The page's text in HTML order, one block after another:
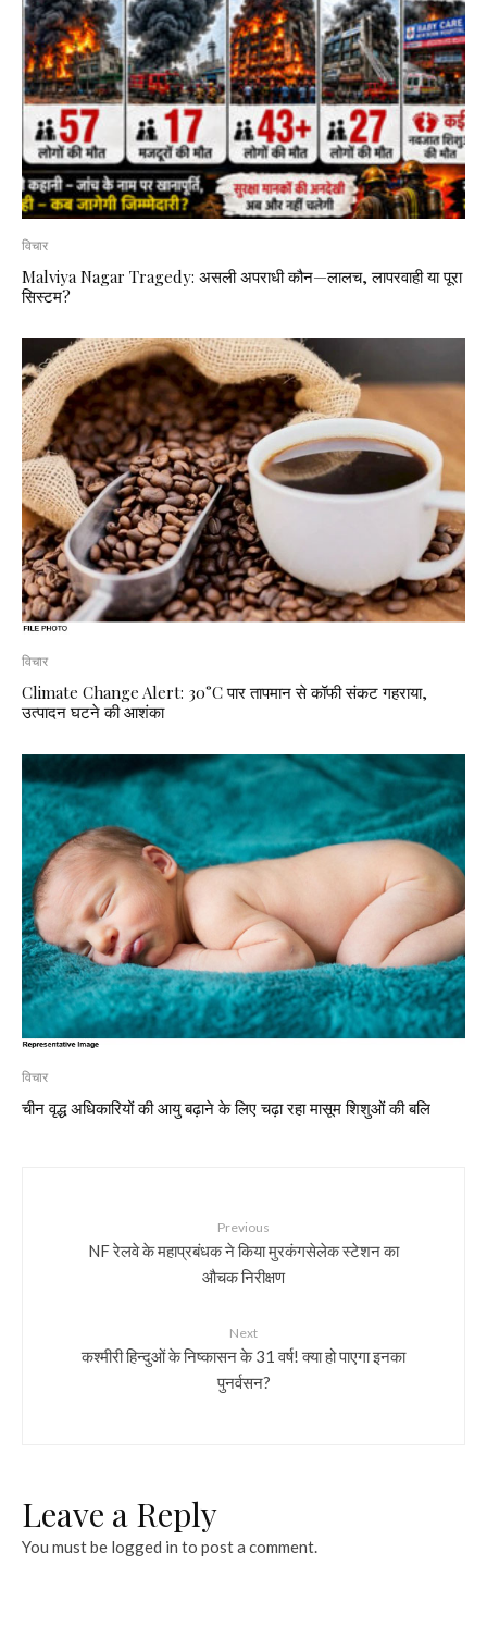
विचार
Malviya Nagar Tragedy: असली अपराधी कौन—लालच, लापरवाही या पूरा
सिस्टम?
विचार
Climate Change Alert: 30°C पार तापमान से कॉफी संकट गहराया,
उत्पादन घटने की आशंका
विचार
चीन वृद्ध अधिकारियों की आयु बढ़ाने के लिए चढ़ा रहा मासूम शिशुओं की बलि
Previous
NF रेलवे के महाप्रबंधक ने किया मुरकंगसेलेक स्टेशन का
औचक निरीक्षण
Next
कश्मीरी हिन्दुओं के निष्कासन के 31 वर्ष! क्या हो पाएगा इनका
पुनर्वसन?
Leave a Reply
You must be logged in to post a comment.